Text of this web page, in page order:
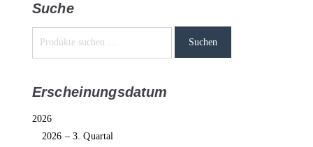
Suche
Suchen
Erscheinungsdatum
2026
2026 – 3. Quartal